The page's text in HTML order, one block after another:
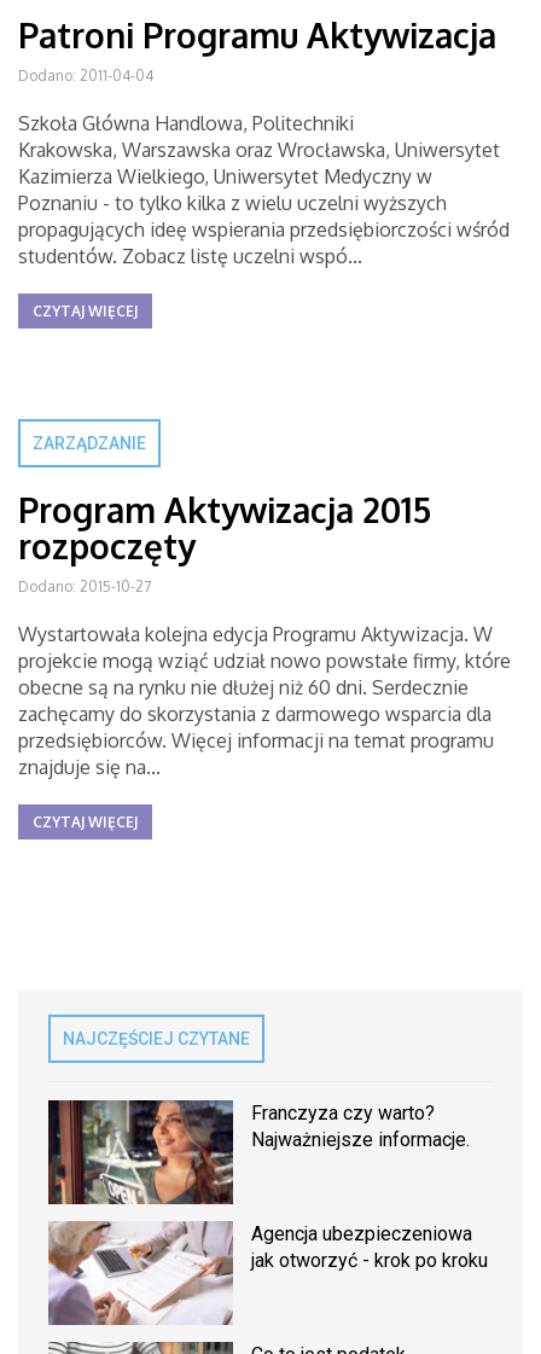
Patroni Programu Aktywizacja
Dodano: 2011-04-04
Szkoła Główna Handlowa, Politechniki
Krakowska, Warszawska oraz Wrocławska, Uniwersytet
Kazimierza Wielkiego, Uniwersytet Medyczny w
Poznaniu - to tylko kilka z wielu uczelni wyższych
propagujących ideę wspierania przedsiębiorczości wśród
studentów. Zobacz listę uczelni wspó...
CZYTAJ WIĘCEJ
ZARZĄDZANIE
Program Aktywizacja 2015
rozpoczęty
Dodano: 2015-10-27
Wystartowała kolejna edycja Programu Aktywizacja. W
projekcie mogą wziąć udział nowo powstałe firmy, które
obecne są na rynku nie dłużej niż 60 dni. Serdecznie
zachęcamy do skorzystania z darmowego wsparcia dla
przedsiębiorców. Więcej informacji na temat programu
znajduje się na...
CZYTAJ WIĘCEJ
NAJCZĘŚCIEJ CZYTANE
Franczyza czy warto?
Najważniejsze informacje.
Agencja ubezpieczeniowa
jak otworzyć - krok po kroku